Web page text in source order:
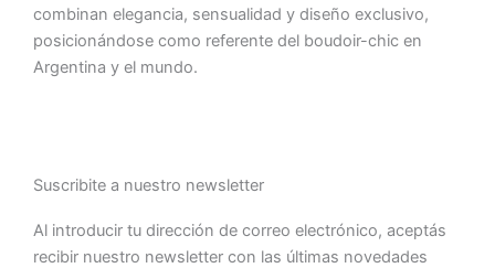
combinan elegancia, sensualidad y diseño exclusivo,
posicionándose como referente del boudoir-chic en
Argentina y el mundo.
Suscribite a nuestro newsletter
Al introducir tu dirección de correo electrónico, aceptás
recibir nuestro newsletter con las últimas novedades